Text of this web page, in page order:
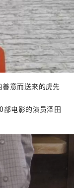
意而送来的虎先
部电影的演员泽田